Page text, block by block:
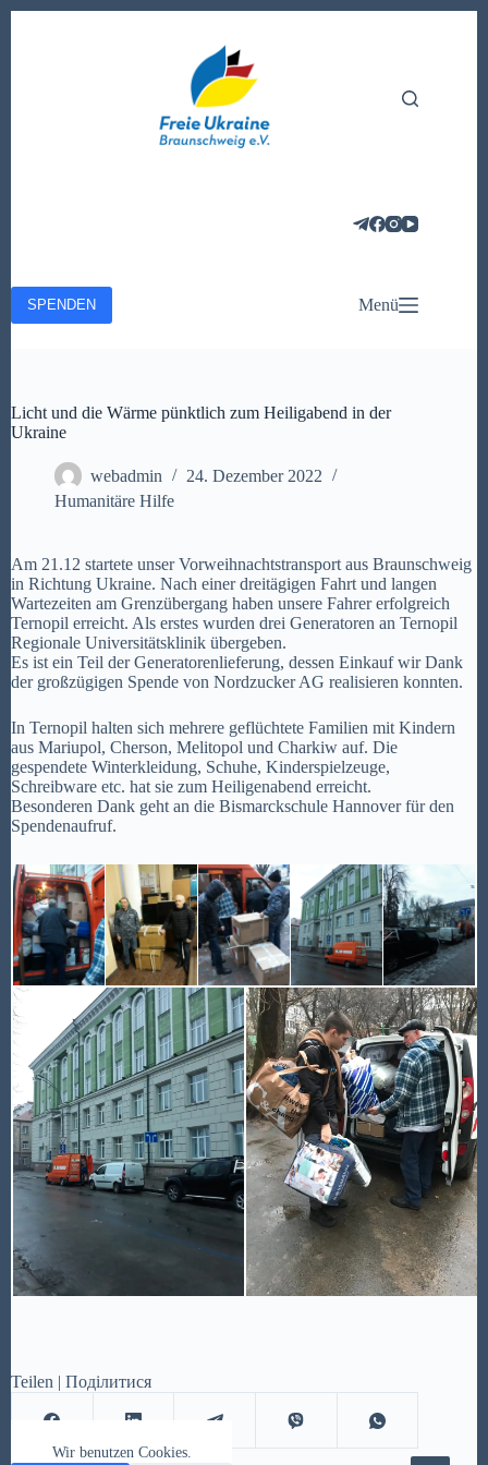
Wir benutzen Cookies.
SPENDEN Menü
Licht und die Wärme pünktlich zum Heiligabend in der
Ukraine
webadmin
24. Dezember 2022
Humanitäre Hilfe
Am 21.12 startete unser Vorweihnachtstransport aus Braunschweig
in Richtung Ukraine. Nach einer dreitägigen Fahrt und langen
Wartezeiten am Grenzübergang haben unsere Fahrer erfolgreich
Ternopil erreicht. Als erstes wurden drei Generatoren an Ternopil
Regionale Universitätsklinik übergeben.
Es ist ein Teil der Generatorenlieferung, dessen Einkauf wir Dank
der großzügigen Spende von Nordzucker AG realisieren konnten.
In Ternopil halten sich mehrere geflüchtete Familien mit Kindern
aus Mariupol, Cherson, Melitopol und Charkiw auf. Die
gespendete Winterkleidung, Schuhe, Kinderspielzeuge,
Schreibware etc. hat sie zum Heiligenabend erreicht.
Besonderen Dank geht an die Bismarckschule Hannover für den
Spendenaufruf.
Teilen | Поділитися